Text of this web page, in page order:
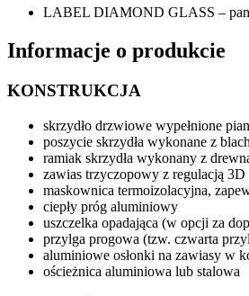
LABEL DIAMOND GLASS –
Informacje o produkcie
KONSTRUKCJA
skrzydło drzwiowe wypełnione
poszycie skrzydła wykonane z
ramiak skrzydła wykonany z
zawias trzyczopowy z regulacją 3D
maskownica termoizolacyjna,
ciepły próg aluminiowy
uszczelka opadająca (w opcji za
przylga progowa (tzw. czwarta
aluminiowe osłonki na zawiasy w
ościeżnica aluminiowa lub stalowa